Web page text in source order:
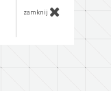
zamknij